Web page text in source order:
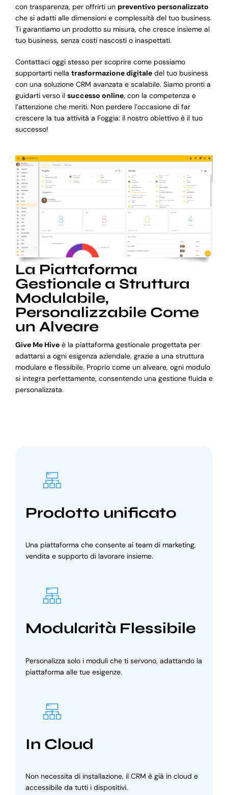
con trasparenza, per offrirti un preventivo personalizzato
che si adatti alle dimensioni e complessità del tuo business.
Ti garantiamo un prodotto su misura, che cresce insieme al
tuo business, senza costi nascosti o inaspettati.
Contattaci oggi stesso per scoprire come possiamo
supportarti nella trasformazione digitaledel tuo business
con una soluzione CRM avanzata e scalabile. Siamo pronti a
guidarti verso il successo online, con la competenza e
l’attenzione che meriti. Non perdere l’occasione di far
crescere la tua attività a Foggia: il nostro obiettivo è il tuo
successo!
La Piattaforma
Gestionale a Struttura
Modulabile,
Personalizzabile Come
un Alveare
Give Me Hiveè la piattaforma gestionale progettata per
adattarsi a ogni esigenza aziendale, grazie a una struttura
modulare e flessibile. Proprio come un alveare, ogni modulo
si integra perfettamente, consentendo una gestione fluida e
personalizzata.
Prodotto unificato
Una piattaforma che consente ai team di marketing,
vendita e supporto di lavorare insieme.
Modularità Flessibile
Personalizza solo i moduli che ti servono, adattando la
piattaforma alle tue esigenze.
In Cloud
Non necessita di installazione, il CRM è già in cloud e
accessibile da tutti i dispositivi.